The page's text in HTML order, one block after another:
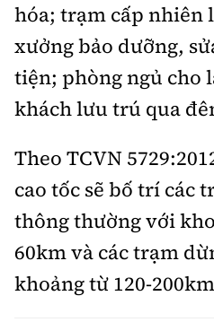
hóa; trạm cấp nhiên
xưởng bảo dưỡng,
tiện; phòng ngủ cho
khách lưu trú qua
Theo TCVN
cao tốc sẽ bố trí các
thông thường với
60km và các trạm
khoảng từ 120-